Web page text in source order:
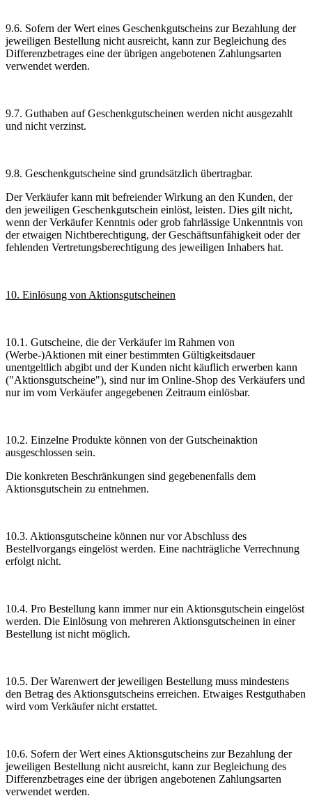
9.6. Sofern der Wert eines Geschenkgutscheins zur Bezahlung der
jeweiligen Bestellung nicht ausreicht, kann zur Begleichung des
Differenzbetrages eine der übrigen angebotenen Zahlungsarten
verwendet werden.
9.7. Guthaben auf Geschenkgutscheinen werden nicht ausgezahlt
und nicht verzinst.
9.8. Geschenkgutscheine sind grundsätzlich übertragbar.
Der Verkäufer kann mit befreiender Wirkung an den Kunden, der
den jeweiligen Geschenkgutschein einlöst, leisten. Dies gilt nicht,
wenn der Verkäufer Kenntnis oder grob fahrlässige Unkenntnis von
der etwaigen Nichtberechtigung, der Geschäftsunfähigkeit oder der
fehlenden Vertretungsberechtigung des jeweiligen Inhabers hat.
10. Einlösung von Aktionsgutscheinen
10.1. Gutscheine, die der Verkäufer im Rahmen von
(Werbe-)Aktionen mit einer bestimmten Gültigkeitsdauer
unentgeltlich abgibt und der Kunden nicht käuflich erwerben kann
("Aktionsgutscheine"), sind nur im Online-Shop des Verkäufers und
nur im vom Verkäufer angegebenen Zeitraum einlösbar.
10.2. Einzelne Produkte können von der Gutscheinaktion
ausgeschlossen sein.
Die konkreten Beschränkungen sind gegebenenfalls dem
Aktionsgutschein zu entnehmen.
10.3. Aktionsgutscheine können nur vor Abschluss des
Bestellvorgangs eingelöst werden. Eine nachträgliche Verrechnung
erfolgt nicht.
10.4. Pro Bestellung kann immer nur ein Aktionsgutschein eingelöst
werden. Die Einlösung von mehreren Aktionsgutscheinen in einer
Bestellung ist nicht möglich.
10.5. Der Warenwert der jeweiligen Bestellung muss mindestens
den Betrag des Aktionsgutscheins erreichen. Etwaiges Restguthaben
wird vom Verkäufer nicht erstattet.
10.6. Sofern der Wert eines Aktionsgutscheins zur Bezahlung der
jeweiligen Bestellung nicht ausreicht, kann zur Begleichung des
Differenzbetrages eine der übrigen angebotenen Zahlungsarten
verwendet werden.